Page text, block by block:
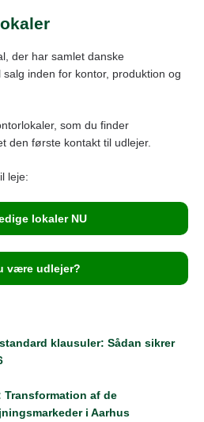
ail
der har samlet danske
inden for kontor, produktion og
som du finder
den første kontakt til udlejer.
leje:
lokaler NU
være udlejer?
klausuler: Sådan sikrer
af de
i Aarhus